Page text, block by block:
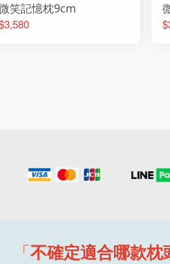
笑記憶枕9cm
「不確定適合哪款